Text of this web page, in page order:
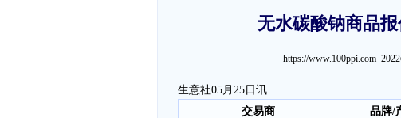
无水碳酸钠商品报
https://www.100ppi.com
生意社05月25日讯
交易商
品牌/